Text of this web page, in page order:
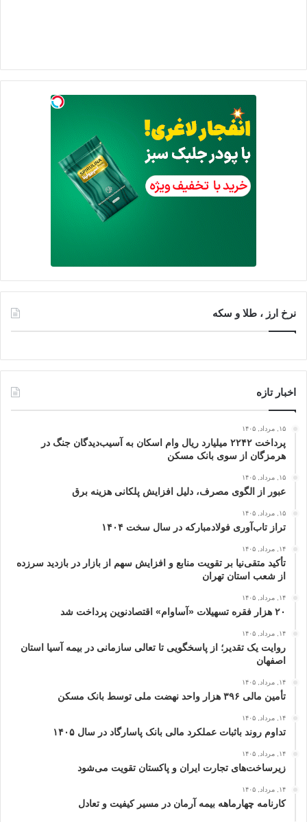
نرخ ارز ، طلا و سکه
اخبار تازه
۱۵, مرداد, ۱۴۰۵
پرداخت ۲۲۴۲ میلیارد ریال وام اسکان به آسیب‌دیدگان جنگ در
هرمزگان از سوی بانک مسکن
۱۵, مرداد, ۱۴۰۵
عبور از الگوی مصرف، دلیل افزایش پلکانی هزینه برق
۱۵, مرداد, ۱۴۰۵
تراز تاب‌آوری فولادمبارکه در سال سخت ۱۴۰۴
۱۴, مرداد, ۱۴۰۵
تأکید متقی‌نیا بر تقویت منابع و افزایش سهم از بازار در بازدید سرزده
از شعب استان تهران
۱۴, مرداد, ۱۴۰۵
۲۰ هزار فقره تسهیلات «آساوام» اقتصادنوین پرداخت شد
۱۴, مرداد, ۱۴۰۵
روایت یک تقدیر؛ از پاسخگویی تا تعالی سازمانی در بیمه آسیا استان
اصفهان
۱۴, مرداد, ۱۴۰۵
تأمین مالی ۳۹۶ هزار واحد نهضت ملی توسط بانک مسکن
۱۴, مرداد, ۱۴۰۵
تداوم روند باثبات عملکرد مالی بانک پاسارگاد در سال ۱۴۰۵
۱۴, مرداد, ۱۴۰۵
زیرساخت‌های تجارت ایران و پاکستان تقویت می‌شود
۱۴, مرداد, ۱۴۰۵
کارنامه چهارماهه بیمه آرمان در مسیر کیفیت و تعادل